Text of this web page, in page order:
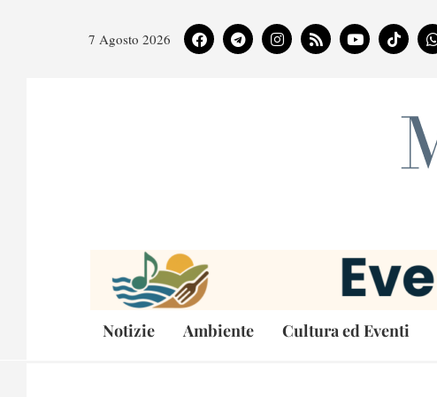
7 Agosto 2026
Notizie Ambiente Cultura ed Eventi